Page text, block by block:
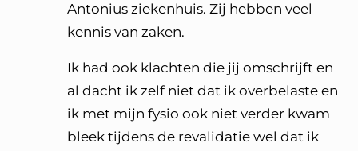
Antonius ziekenhuis. Zij hebben veel
kennis van zaken.
Ik had ook klachten die jij omschrijft en
al dacht ik zelf niet dat ik overbelaste en
ik met mijn fysio ook niet verder kwam
bleek tijdens de revalidatie wel dat ik